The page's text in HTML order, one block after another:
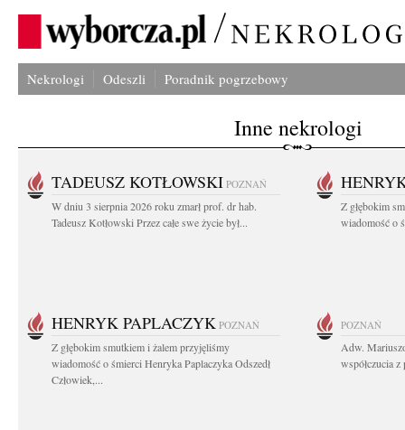
Nekrologi Odeszli Poradnik pogrzebowy
Inne nekrologi
TADEUSZ KOTŁOWSKI POZNAŃ
W dniu 3 sierpnia 2026 roku zmarł prof. dr hab.
Tadeusz Kotłowski Przez całe swe życie był...
Z głębokim
wiadomość o
HENRYK PAPLACZYK POZNAŃ
Z głębokim smutkiem i żalem przyjęliśmy
wiadomość o śmierci Henryka Paplaczyka Odszedł
Człowiek,...
POZNAŃ
Adw.
współczucia